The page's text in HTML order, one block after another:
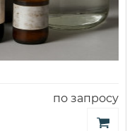
по запросу